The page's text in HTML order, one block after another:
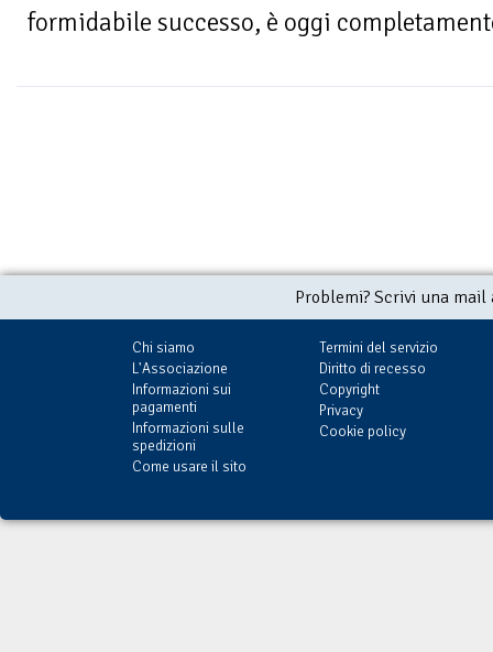
formidabile successo, è oggi
Problemi? Scrivi una
Chi siamo
L'Associazione
Informazioni sui
pagamenti
Informazioni sulle
spedizioni
Come usare il sito
Termini del servizio
Diritto di recesso
Copyright
Privacy
Cookie policy